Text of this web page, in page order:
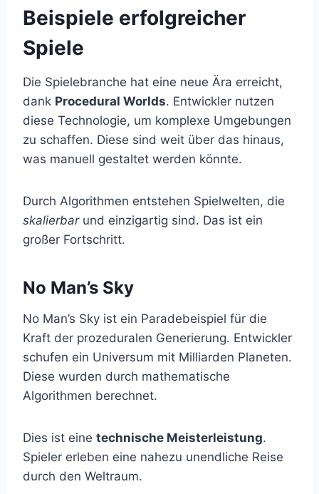
Beispiele erfolgreicher
Spiele
Die Spielebranche hat eine neue Ära erreicht,
dank Procedural Worlds. Entwickler nutzen
diese Technologie, um komplexe Umgebungen
zu schaffen. Diese sind weit über das hinaus,
was manuell gestaltet werden könnte.
Durch Algorithmen entstehen Spielwelten, die
skalierbarund einzigartig sind. Das ist ein
großer Fortschritt.
No Man’s Sky
No Man’s Sky ist ein Paradebeispiel für die
Kraft der prozeduralen Generierung. Entwickler
schufen ein Universum mit Milliarden Planeten.
Diese wurden durch mathematische
Algorithmen berechnet.
Dies ist eine technische Meisterleistung.
Spieler erleben eine nahezu unendliche Reise
durch den Weltraum.